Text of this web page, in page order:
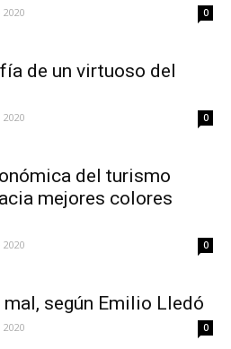
0
de un virtuoso del
0
del turismo
mejores colores
0
según Emilio Lledó
0